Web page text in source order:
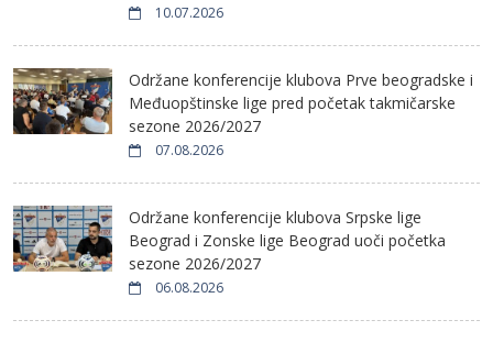
10.07.2026
Održane konferencije klubova Prve beogradske i
Međuopštinske lige pred početak takmičarske
sezone 2026/2027
07.08.2026
Održane konferencije klubova Srpske lige
Beograd i Zonske lige Beograd uoči početka
sezone 2026/2027
06.08.2026